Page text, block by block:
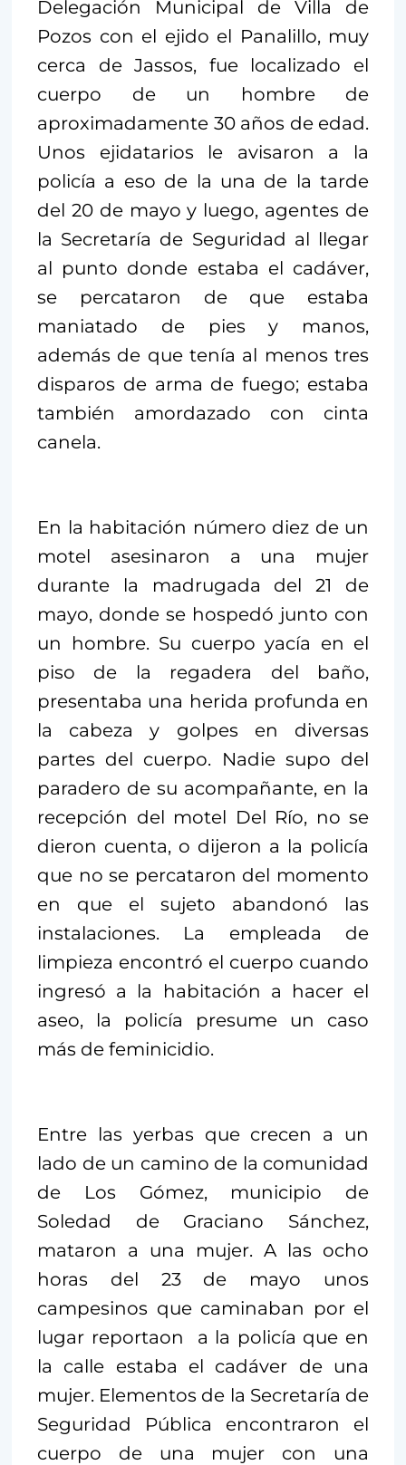
Delegación Municipal de Villa de
Pozos con el ejido el Panalillo, muy
cerca de Jassos, fue localizado el
cuerpo de un hombre de
aproximadamente 30 años de edad.
Unos ejidatarios le avisaron a la
policía a eso de la una de la tarde
del 20 de mayo y luego, agentes de
la Secretaría de Seguridad al llegar
al punto donde estaba el cadáver,
se percataron de que estaba
maniatado de pies y manos,
además de que tenía al menos tres
disparos de arma de fuego; estaba
también amordazado con cinta
canela.
En la habitación número diez de un
motel asesinaron a una mujer
durante la madrugada del 21 de
mayo, donde se hospedó junto con
un hombre. Su cuerpo yacía en el
piso de la regadera del baño,
presentaba una herida profunda en
la cabeza y golpes en diversas
partes del cuerpo. Nadie supo del
paradero de su acompañante, en la
recepción del motel Del Río, no se
dieron cuenta, o dijeron a la policía
que no se percataron del momento
en que el sujeto abandonó las
instalaciones. La empleada de
limpieza encontró el cuerpo cuando
ingresó a la habitación a hacer el
aseo, la policía presume un caso
más de feminicidio.
Entre las yerbas que crecen a un
lado de un camino de la comunidad
de Los Gómez, municipio de
Soledad de Graciano Sánchez,
mataron a una mujer. A las ocho
horas del 23 de mayo unos
campesinos que caminaban por el
lugar reportaon a la policía que en
la calle estaba el cadáver de una
mujer. Elementos de la Secretaría de
Seguridad Pública encontraron el
cuerpo de una mujer con una